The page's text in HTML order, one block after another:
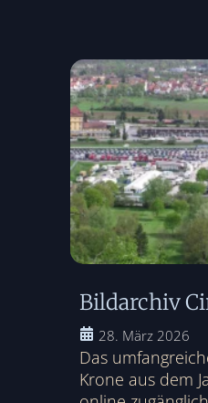
Bildarchiv
28. März 2026
Das
Krone aus dem